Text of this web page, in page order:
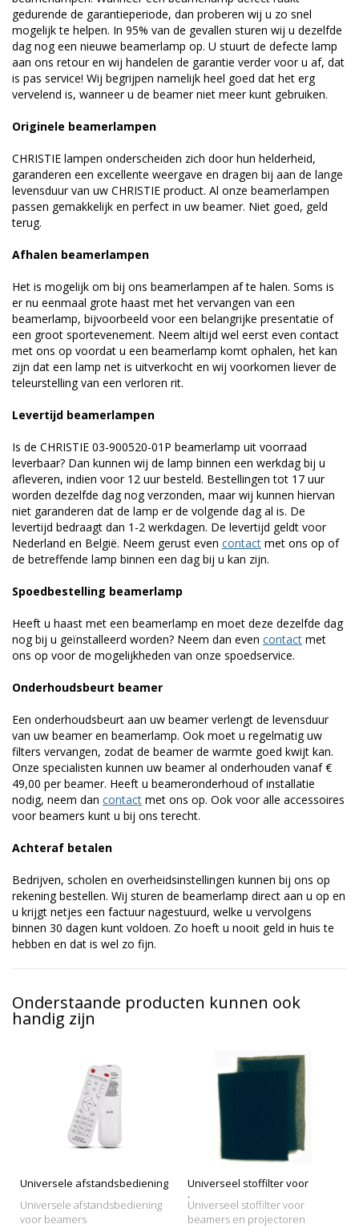
gedurende de garantieperiode, dan proberen wij u zo snel
mogelijk te helpen. In 95% van de gevallen sturen wij u dezelfde
dag nog een nieuwe beamerlamp op. U stuurt de defecte lamp
aan ons retour en wij handelen de garantie verder voor u af, dat
is pas service! Wij begrijpen namelijk heel goed dat het erg
vervelend is, wanneer u de beamer niet meer kunt gebruiken.
Originele beamerlampen
CHRISTIE lampen onderscheiden zich door hun helderheid,
garanderen een excellente weergave en dragen bij aan de lange
levensduur van uw CHRISTIE product. Al onze beamerlampen
passen gemakkelijk en perfect in uw beamer. Niet goed, geld
terug.
Afhalen beamerlampen
Het is mogelijk om bij ons beamerlampen af te halen. Soms is
er nu eenmaal grote haast met het vervangen van een
beamerlamp, bijvoorbeeld voor een belangrijke presentatie of
een groot sportevenement. Neem altijd wel eerst even contact
met ons op voordat u een beamerlamp komt ophalen, het kan
zijn dat een lamp net is uitverkocht en wij voorkomen liever de
teleurstelling van een verloren rit.
Levertijd beamerlampen
Is de CHRISTIE 03-900520-01P beamerlamp uit voorraad
leverbaar? Dan kunnen wij de lamp binnen een werkdag bij u
afleveren, indien voor 12 uur besteld. Bestellingen tot 17 uur
worden dezelfde dag nog verzonden, maar wij kunnen hiervan
niet garanderen dat de lamp er de volgende dag al is. De
levertijd bedraagt dan 1-2 werkdagen. De levertijd geldt voor
Nederland en België. Neem gerust even contact met ons op of
de betreffende lamp binnen een dag bij u kan zijn.
Spoedbestelling beamerlamp
Heeft u haast met een beamerlamp en moet deze dezelfde dag
nog bij u geïnstalleerd worden? Neem dan even contact met
ons op voor de mogelijkheden van onze spoedservice.
Onderhoudsbeurt beamer
Een onderhoudsbeurt aan uw beamer verlengt de levensduur
van uw beamer en beamerlamp. Ook moet u regelmatig uw
filters vervangen, zodat de beamer de warmte goed kwijt kan.
Onze specialisten kunnen uw beamer al onderhouden vanaf €
49,00 per beamer. Heeft u beameronderhoud of installatie
nodig, neem dan contact met ons op. Ook voor alle accessoires
voor beamers kunt u bij ons terecht.
Achteraf betalen
Bedrijven, scholen en overheidsinstellingen kunnen bij ons op
rekening bestellen. Wij sturen de beamerlamp direct aan u op en
u krijgt netjes een factuur nagestuurd, welke u vervolgens
binnen 30 dagen kunt voldoen. Zo hoeft u nooit geld in huis te
hebben en dat is wel zo fijn.
Onderstaande producten kunnen ook
handig zijn
Universele afstandsbediening
Universele afstandsbediening
voor beamers
Universeel stoffilter voor
beamers
Universeel stoffilter voor
beamers en projectoren